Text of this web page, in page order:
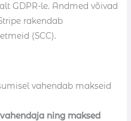
GDPR-le. Andmed võivad
rakendab
(SCC).
vahendab makseid
ning maksed